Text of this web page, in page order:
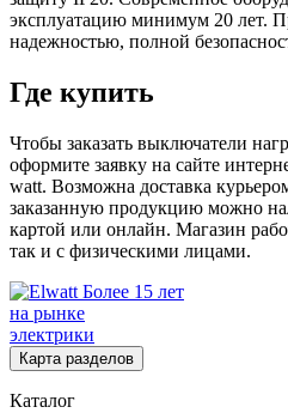
эксплуатацию минимум 20 лет.
надежностью, полной
Где купить
Чтобы заказать выключатели
оформите заявку на сайте
watt. Возможна доставка
заказанную продукцию можно
картой или онлайн. Магазин
так и с физическими лицами.
Более 15 лет
на рынке
электрики
Карта разделов
Каталог